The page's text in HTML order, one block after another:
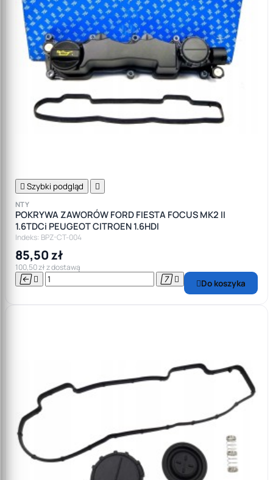
 Szybki podgląd 
NTY
POKRYWA ZAWORÓW FORD FIESTA FOCUS MK2 II
1.6TDCi PEUGEOT CITROEN 1.6HDI
Indeks: BPZ-CT-004
85,50 zł
100,50 zł z dostawą
    Do koszyka